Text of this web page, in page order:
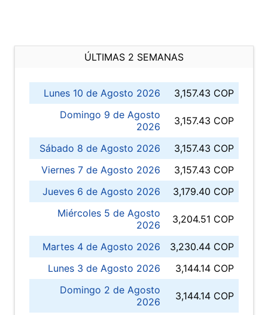
ÚLTIMAS 2 SEMANAS
Lunes 10 de Agosto 2026
3,157.43 COP
Domingo 9 de Agosto
2026
3,157.43 COP
Sábado 8 de Agosto 2026
3,157.43 COP
Viernes 7 de Agosto 2026
3,157.43 COP
Jueves 6 de Agosto 2026
3,179.40 COP
Miércoles 5 de Agosto
2026
3,204.51 COP
Martes 4 de Agosto 2026
3,230.44 COP
Lunes 3 de Agosto 2026
3,144.14 COP
Domingo 2 de Agosto
2026
3,144.14 COP